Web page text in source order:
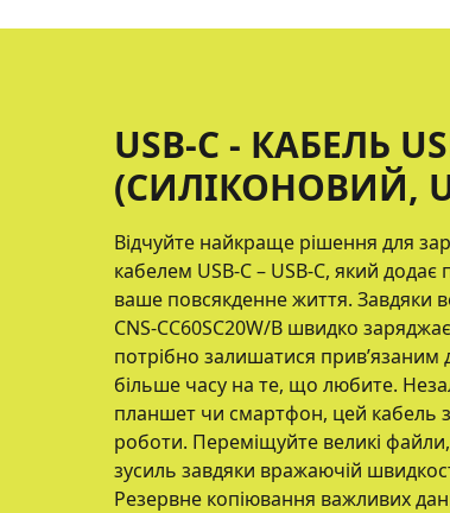
USB-C - КАБЕЛЬ
(СИЛІКОНОВИЙ,
Відчуйте найкраще рішення для
кабелем USB-C – USB-C, який додає
ваше повсякденне життя. Завдяки
CNS-CC60SC20W/B швидко
потрібно залишатися прив’язаним
більше часу на те, що любите.
планшет чи смартфон, цей кабель
роботи. Переміщуйте великі
зусиль завдяки вражаючій
Резервне копіювання важливих